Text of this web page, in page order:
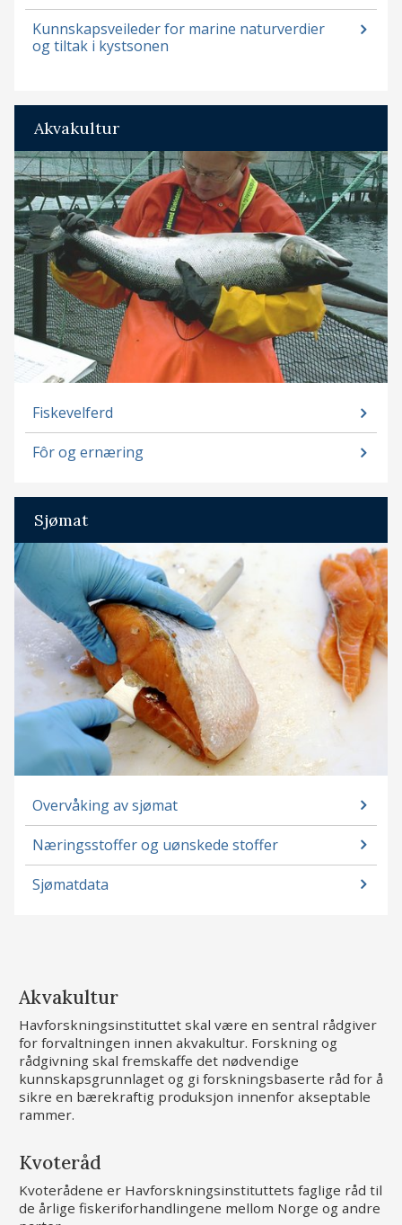
Kunnskapsveileder for marine naturverdier
og tiltak i kystsonen
Akvakultur
Fiskevelferd
Fôr og ernæring
Sjømat
Overvåking av sjømat
Næringsstoffer og uønskede stoffer
Sjømatdata
Akvakultur
Havforskningsinstituttet skal være en sentral rådgiver
for forvaltningen innen akvakultur. Forskning og
rådgivning skal fremskaffe det nødvendige
kunnskapsgrunnlaget og gi forskningsbaserte råd for å
sikre en bærekraftig produksjon innenfor akseptable
rammer.
Kvoteråd
Kvoterådene er Havforskningsinstituttets faglige råd til
de årlige fiskeriforhandlingene mellom Norge og andre